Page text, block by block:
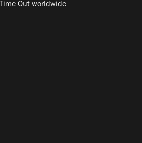
Time Out worldwide